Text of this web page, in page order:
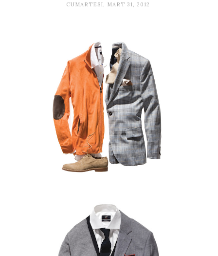
CUMARTESI, MART 31, 2012